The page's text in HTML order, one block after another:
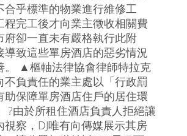
合乎標準的物業進行維修工
程完工後才向業主徵收相關費
府卻一直未有嚴格執行此附
導致這些單房酒店的惡劣情況
。 ▲樞軸法律協會律師特拉克
不負責任的業主處以「行政罰
助保障單房酒店住戶的居住環
?由於所租住酒店負責人拒絕讓
視察，DJ唯有向傳媒展示其房